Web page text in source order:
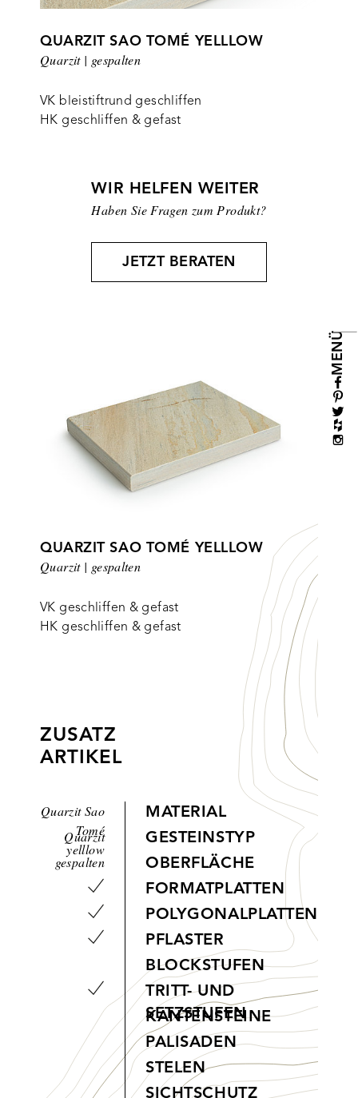
QUARZIT SAO TOMÉ YELLLOW
Quarzit | gespalten
VK bleistiftrund geschliffen
HK geschliffen & gefast
WIR HELFEN WEITER
Haben Sie Fragen zum Produkt?
JETZT BERATEN
QUARZIT SAO TOMÉ YELLLOW
Quarzit | gespalten
VK geschliffen & gefast
HK geschliffen & gefast
ZUSATZ
ARTIKEL
Quarzit Sao
Tomé
yelllow
Quarzit
gespalten
MATERIAL
GESTEINSTYP
OBERFLÄCHE
FORMATPLATTEN
POLYGONALPLATTEN
PFLASTER
BLOCKSTUFEN
TRITT- UND
SETZSTUFEN
KANTENSTEINE
PALISADEN
STELEN
SICHTSCHUTZ
MENÜ